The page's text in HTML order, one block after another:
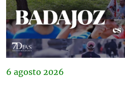
6 agosto 2026